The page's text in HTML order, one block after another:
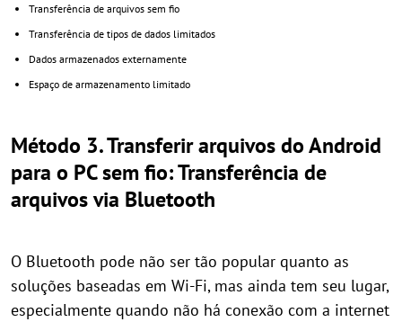
Transferência de arquivos sem fio
Transferência de tipos de dados limitados
Dados armazenados externamente
Espaço de armazenamento limitado
Método 3. Transferir arquivos do Android
para o PC sem fio: Transferência de
arquivos via Bluetooth
O Bluetooth pode não ser tão popular quanto as
soluções baseadas em Wi-Fi, mas ainda tem seu lugar,
especialmente quando não há conexão com a internet